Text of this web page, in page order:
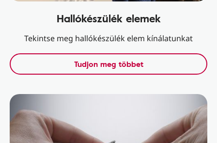
Hallókészülék elemek
Tekintse meg hallókészülék elem kínálatunkat
Tudjon meg többet